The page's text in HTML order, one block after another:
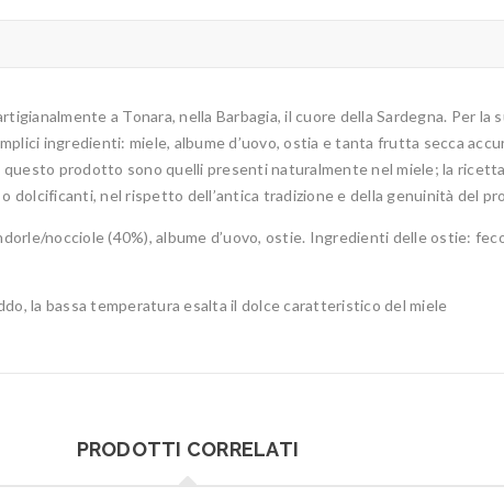
a Tonara, nella Barbagia, il cuore della Sardegna. Per la
ingredienti: miele, albume d’uovo, ostia e tanta frutta secca
questo prodotto sono quelli presenti naturalmente nel miele; la
o dolcificanti, nel rispetto dell’antica tradizione e della genuinità del
nocciole (40%), albume d’uovo, ostie. Ingredienti delle ostie:
la bassa temperatura esalta il dolce caratteristico del miele
PRODOTTI CORRELATI